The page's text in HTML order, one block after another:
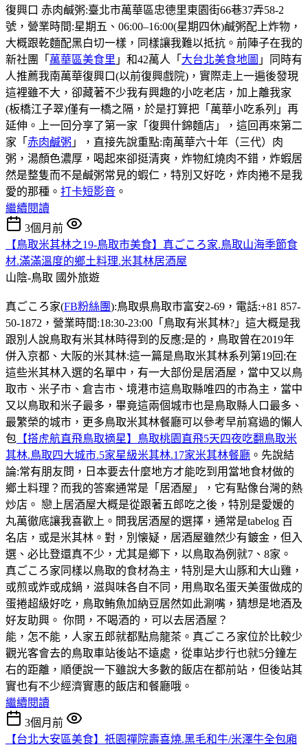
復興口 赤肉鹹粥:臺北市萬華區忠德里東園街66巷37弄58-2
號，營業時間:星期五、06:00–16:00(星期四休)鹹粥配上炸物，
大概跟乾麵配黑白切一樣，同樣讓我難以抵抗。前陣子在我的
新社團「 萬華區美食里 」和42萬人「 大台北美食地圖 」同時有
人推薦我南萬華復興口(以前復興戲院)，實際走上一遍後發現
這裡雖不大，卻藏著不少我有興趣的小吃老店，加上離我家
(板橋江子翠)僅有一橋之隔，於是打算把「萬華小吃系列」再
延伸。上一回分享了第一家「復興什錦麵店」，這回再來第二
家「 赤肉鹹粥 」，直接先說重點:南萬華六十年（三代）肉
粥，湯顏色濃厚，喝起來卻挺清爽，炸物紅燒肉不錯，炸蝦居
然是整隻而不是鹹粥常見的蝦仁，特別又好吃，炸肉捲不是我
愛的那種。 打卡短影音 。
繼續閱讀
3個月前
【鳥取米其林之19-鳥取市美食】真ごころ家.鳥取山海季節食
材.滿滿溫度的鄉土料理.米其林居酒屋
山陰-鳥取 國外旅遊
真ごころ家(FB粉絲團):鳥取県鳥取市富安2-69，電話:+81 857-
50-1872，營業時間:18:30-23:00「鳥取有米其林?」這大概是我
跟別人說鳥取有米其林時得到的反應;是的，鳥取曾在2019年
併入京都、大阪的米其林:這一篇是鳥取米其林系列第19回;在
這些米其林入選的名單中，有一大部份是居酒屋，當中又以鳥
取市、米子市、倉吉市、境港市這鳥取縣唯四的市為主，當中
又以鳥取和米子最多，畢竟這兩個城市也是鳥取縣人口最多、
最繁榮的城市，更多鳥取米其林餐廳可以參考早前寫過的懶人
包 【搭虎航直飛鳥取摘星】鳥取桃園直飛5天四夜吃翻鳥取米
其林.鳥取四大城市.5家星級米其林.17家米其林餐廳 。先說結
論:常有朋友問，日本要去什麼地方才能吃到用當地食材做的
鄉土料理？而我的答案通常是「居酒屋」，它有點像台灣的熱
炒店。 戀上居酒屋大概是從跟著五郎吃之後，特別是愛媛的
丸萬徹底讓我喜歡上。問我居酒屋的選擇，通常是tabelog 百
名店，或是米其林。對，別懐疑，居酒屋雖然少有鍍金，但入
選、必比登還真不少，尤其是鄉下，以鳥取為例就7、8家。
真ごころ家同樣以鳥取的食材為主，特別是大山豚和大山雞，
或煎或炸或成鍋，滋與味各自不同，用鳥取名蛋天美蛋做成的
蛋捲超級好吃，鳥取鲔魚加納豆居然如此涮嘴，猜想是地酒及
好友助興。 你問，不喝酒的，可以去居酒屋？
能，怎不能，人家五郎就都點烏龍茶。真ごころ家位於比較少
觀光客會去的鳥取車站後站不遠處，從車站步行也就5分鐘左
右的距離，順便說一下雖說大多數的飯店在都前站，但後站其
實也有不少經濟實惠的飯店和餐廳哦。
繼續閱讀
3個月前
【台北大安區美食】祇園禪院壽喜燒.黑毛和牛/米澤牛全包廂